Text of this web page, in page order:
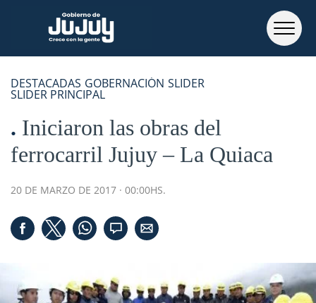
DESTACADAS GOBERNACIÓN SLIDER
SLIDER PRINCIPAL
Iniciaron las obras del
ferrocarril Jujuy – La Quiaca
20 DE MARZO DE 2017 · 00:00HS.